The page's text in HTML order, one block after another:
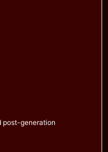
post-generation